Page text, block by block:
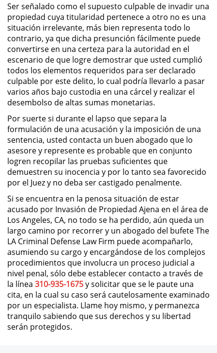
Dry Reckless
DUI With A Passenger Under 14
Underage DUI
Wet Reckless
4th Offense DUI
Expungement
Fraud Crimes
Check Fraud
Credit Card Fraud
Gambling Fraud
Health Care Fraud
Insurance Fraud
Real Estate Fraud
Ser señalado como el supuesto culpable de invadir una
propiedad cuya titularidad pertenece a otro no es una
situación irrelevante, más bien representa todo lo
contrario, ya que dicha presunción fácilmente puede
convertirse en una certeza para la autoridad en el
escenario de que logre demostrar que usted cumplió
todos los elementos requeridos para ser declarado
culpable por este delito, lo cual podría llevarlo a pasar
varios años bajo custodia en una cárcel y realizar el
desembolso de altas sumas monetarias.
Por suerte si durante el lapso que separa la
formulación de una acusación y la imposición de una
sentencia, usted contacta un buen abogado que lo
asesore y represente es probable que en conjunto
logren recopilar las pruebas suficientes que
demuestren su inocencia y por lo tanto sea favorecido
por el Juez y no deba ser castigado penalmente.
Si se encuentra en la penosa situación de estar
acusado por Invasión de Propiedad Ajena en el área de
Los Angeles, CA, no todo se ha perdido, aún queda un
largo camino por recorrer y un abogado del bufete The
LA Criminal Defense Law Firm puede acompañarlo,
asumiendo su cargo y encargándose de los complejos
procedimientos que involucra un proceso judicial a
nivel penal, sólo debe establecer contacto a través de
la línea 310-935-1675y solicitar que se le paute una
cita, en la cual su caso será cautelosamente examinado
por un especialista. Llame hoy mismo, y permanezca
tranquilo sabiendo que sus derechos y su libertad
serán protegidos.